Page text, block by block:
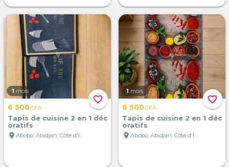
favorite_border
1 mois
6 500CFA
Tapis de cuisine 2 en 1 déc
oratifs
location_on
Abobo, Abidjan, Côte d'Ivoire
favorite_border
1 mois
6 500CFA
Tapis de cuisine 2 en 1 déc
oratifs
location_on
Abobo, Abidjan, Côte d'Ivoire